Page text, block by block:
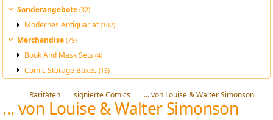
Sonderangebote(32)
Modernes Antiquariat(102)
Merchandise(79)
Book And Mask Sets(4)
Comic Storage Boxes(15)
Raritäten signierte Comics ... von Louise & Walter Simonson
... von Louise & Walter Simonson